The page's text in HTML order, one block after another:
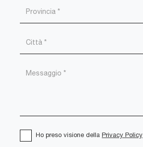
Ho preso visione della Privacy Policy